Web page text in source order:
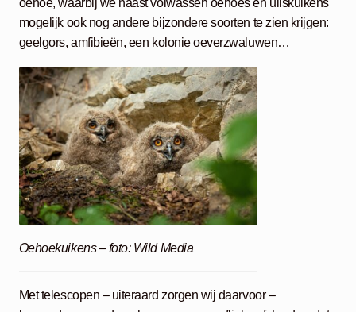
oehoe, waarbij we naast volwassen oehoes en uilskuikens
mogelijk ook nog andere bijzondere soorten te zien krijgen:
geelgors, amfibieën, een kolonie oeverzwaluwen…
Oehoekuikens – foto: Wild Media
Met telescopen – uiteraard zorgen wij daarvoor –